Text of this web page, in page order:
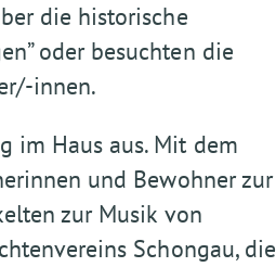
die historische
oder besuchten die
innen.
im Haus aus. Mit dem
und Bewohner zur
zur Musik von
Schongau, die